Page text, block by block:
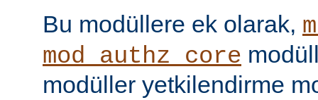
Bu modüllere ek olarak,
mod_authz_core
modüller yetkilendirme